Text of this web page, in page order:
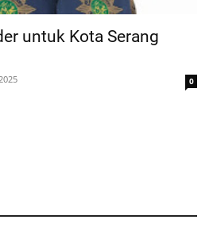
untuk Kota Serang
0